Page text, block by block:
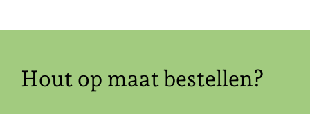
Hout op maat bestellen?